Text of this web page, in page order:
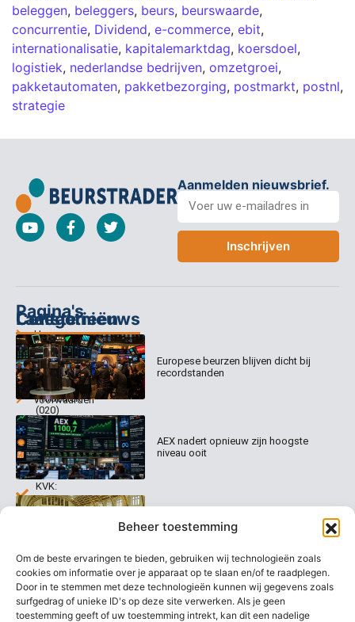
Beheer toestemming
Om de beste ervaringen te bieden, gebruiken wij technologieën zoals
cookies om informatie over je apparaat op te slaan en/of te raadplegen.
Door in te stemmen met deze technologieën kunnen wij gegevens zoals
surfgedrag of unieke ID's op deze site verwerken. Als je geen
toestemming geeft of uw toestemming intrekt, kan dit een nadelige
beleggen, beleggers, beurs, beurswaarde,
concurrentie, Dividend, e-commerce, ebit,
internationalisatie, kapitalemarktdag, koersdoel,
logistiek, nederlandse bedrijven, omzetgroei,
pakketautomaten, pakketbezorging, postmarkt, postnl,
strategie
Aanmelden nieuwsbrief.
Inschrijven
Pagina's
Home
Abonnementen
Dagcommentaar
Tradealert
Organisatie
Contact
Categorieën
Columns
Dagcommentaar
Algemene
voorwaarden
Disclaimer
Welk
abonnement
kiezen
Contact
Keizersgracht
520
1017 EK
Amsterdam
(020)
231
0020
info@beurstrader.nl
KVK:
99197022
Laatste nieuws
Europese beurzen blijven dicht bij
recordstanden
AEX nadert opnieuw zijn hoogste
niveau ooit
Europese beurzen stijgen richting
nieuwe records
AEX blijft overeind ondanks
koersdrama bij UMG